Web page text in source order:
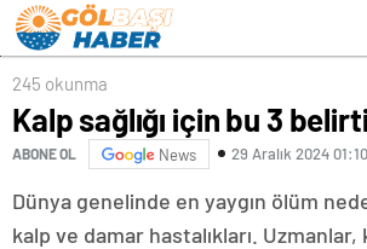
245 okunma
Kalp sağlığı için bu 3
ABONE OL News 29 Aralık 2024 01:10
Dünya genelinde en yaygın ölüm
kalp ve damar hastalıkları. Uzmanlar,